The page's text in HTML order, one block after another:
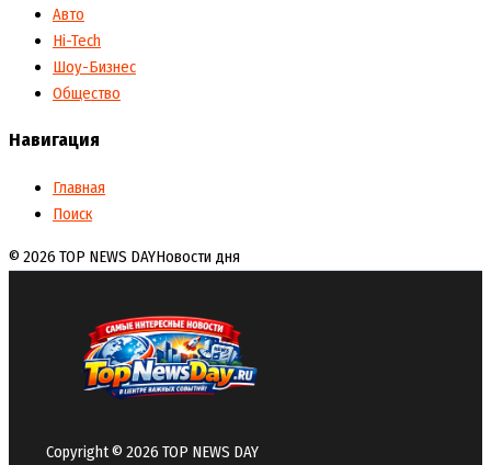
Авто
Hi-Tech
Шоу-Бизнес
Общество
Навигация
Главная
Поиск
© 2026 TOP NEWS DAYНовости дня
Copyright © 2026 TOP NEWS DAY